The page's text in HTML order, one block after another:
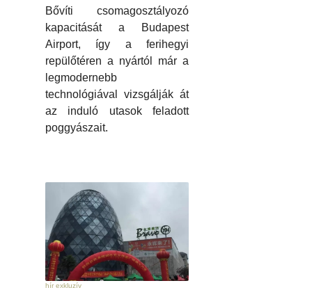
Bővíti csomagosztályozó
kapacitását a Budapest
Airport, így a ferihegyi
repülőtéren a nyártól már a
legmodernebb
technológiával vizsgálják át
az induló utasok feladott
poggyászait.
hír exkluzív